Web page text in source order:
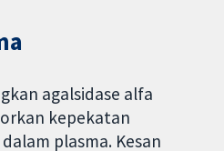
agalsidase alfa
kepekatan
plasma. Kesan